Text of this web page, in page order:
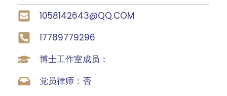
1058142643@QQ.COM
17789779296
博士工作室成员：
党员律师：否